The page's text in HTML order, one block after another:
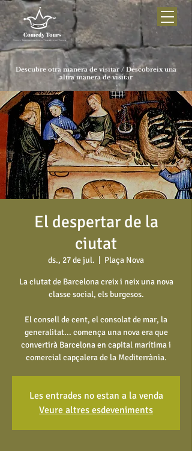
Descubre otra manera de visitar / Descobreix una
altra manera de visitar
El despertar de la
ciutat
ds., 27 de jul. Plaça Nova
La ciutat de Barcelona creix i neix una nova
classe social, els burgesos.
El consell de cent, el consolat de mar, la
generalitat... comença una nova era que
convertirà Barcelona en capital marítima i
comercial capçalera de la Mediterrània.
Les entrades no estan a la venda
Veure altres esdeveniments